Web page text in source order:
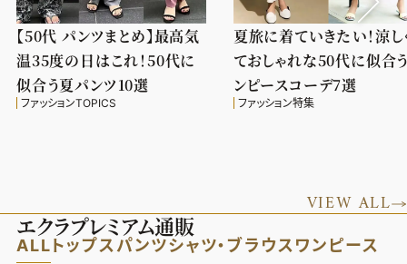
【50代 パンツまとめ】最高気
温35度の日はこれ！50代に
似合う夏パンツ10選
ファッションTOPICS
夏旅に着ていきたい！涼し
ておしゃれな50代に似合
ンピースコーデ7選
ファッション特集
VIEW ALL
エクラプレミアム通販
ALLトップス パンツシャツ・ブラウス ワンピース